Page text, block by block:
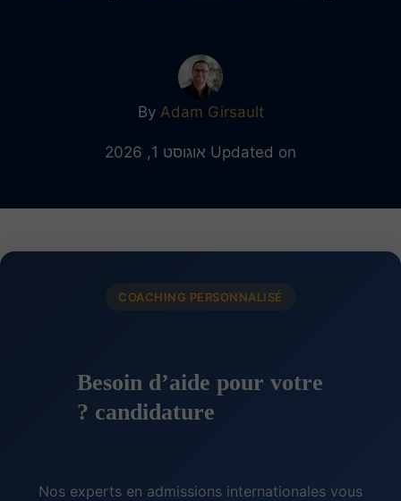
ByAdam Girsault
Updated on אוגוסט 1, 2026
COACHING PERSONNALISÉ
Besoin d’aide pour votre
candidature ?
Nos experts en admissions internationales vous